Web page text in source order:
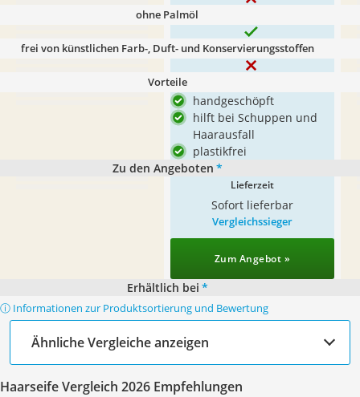
ohne Palmöl
frei von künstlichen Farb-, Duft- und Konservierungsstoffen
Vorteile
handgeschöpft
hilft bei Schuppen und
Haarausfall
plastikfrei
Zu den Angeboten *
Lieferzeit
Sofort lieferbar
Vergleichssieger
Zum Angebot »
Erhältlich bei *
ⓘ Informationen zur Produktsortierung und Bewertung
Ähnliche Vergleiche anzeigen
Haarseife Vergleich 2026 Empfehlungen